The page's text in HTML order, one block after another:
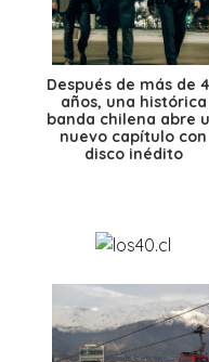
Después de más de
años, una histórica
banda chilena abre
nuevo capítulo con
disco inédito